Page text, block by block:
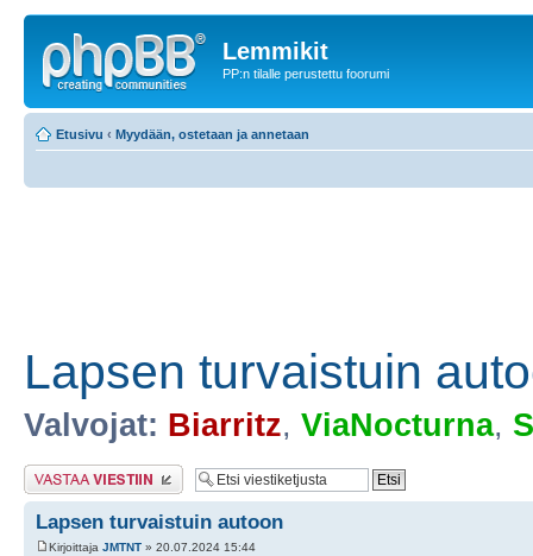
Lemmikit
PP:n tilalle perustettu foorumi
Etusivu ‹ Myydään, ostetaan ja annetaan
Lapsen turvaistuin
Valvojat: Biarritz, ViaNocturna,
Lähetä vastaus
Lapsen turvaistuin autoon
Kirjoittaja JMTNT » 20.07.2024 15:44